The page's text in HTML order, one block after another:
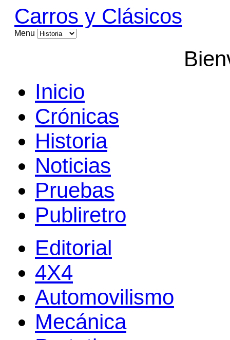
Carros y Clásicos
Menu
Inicio
Crónicas
Historia
Noticias
Pruebas
Publiretro
Editorial
4X4
Automovilismo
Mecánica